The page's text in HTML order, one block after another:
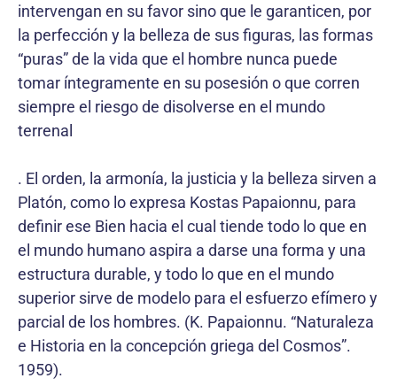
intervengan en su favor sino que le garanticen, por
la perfección y la belleza de sus figuras, las formas
“puras” de la vida que el hombre nunca puede
tomar íntegramente en su posesión o que corren
siempre el riesgo de disolverse en el mundo
terrenal
. El orden, la armonía, la justicia y la belleza sirven a
Platón, como lo expresa Kostas Papaionnu, para
definir ese Bien hacia el cual tiende todo lo que en
el mundo humano aspira a darse una forma y una
estructura durable, y todo lo que en el mundo
superior sirve de modelo para el esfuerzo efímero y
parcial de los hombres. (K. Papaionnu. “Naturaleza
e Historia en la concepción griega del Cosmos”.
1959).